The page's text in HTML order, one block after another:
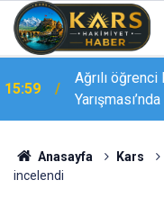
15:59
Ağrılı öğrenci
15:38
Anasayfa Kars
incelendi